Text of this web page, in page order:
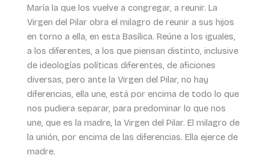
María la que los vuelve a congregar, a reunir. La
Virgen del Pilar obra el milagro de reunir a sus hijos
en torno a ella, en esta Basílica. Reúne a los iguales,
a los diferentes, a los que piensan distinto, inclusive
de ideologías políticas diferentes, de aficiones
diversas, pero ante la Virgen del Pilar, no hay
diferencias, ella une, está por encima de todo lo que
nos pudiera separar, para predominar lo que nos
une, que es la madre, la Virgen del Pilar. El milagro de
la unión, por encima de las diferencias. Ella ejerce de
madre.